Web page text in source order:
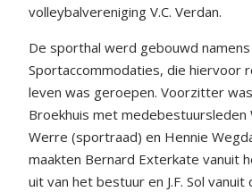
volleybalvereniging V.C. Verdan.
De sporthal werd gebouwd
Sportaccommodaties, die hiervoor
leven was geroepen. Voorzitter
Broekhuis met medebestuursleden
Werre (sportraad) en Hennie
maakten Bernard Exterkate vanuit
uit van het bestuur en J.F. Sol vanuit